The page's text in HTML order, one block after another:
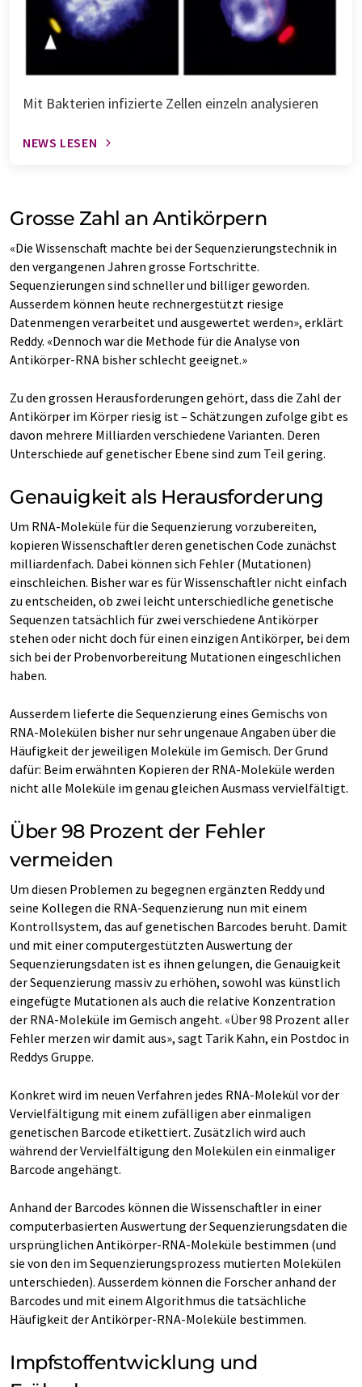
Mit Bakterien infizierte Zellen einzeln analysieren
NEWS LESEN
Grosse Zahl an Antikörpern
«Die Wissenschaft machte bei der Sequenzierungstechnik in
den vergangenen Jahren grosse Fortschritte.
Sequenzierungen sind schneller und billiger geworden.
Ausserdem können heute rechnergestützt riesige
Datenmengen verarbeitet und ausgewertet werden», erklärt
Reddy. «Dennoch war die Methode für die Analyse von
Antikörper-RNA bisher schlecht geeignet.»
Zu den grossen Herausforderungen gehört, dass die Zahl der
Antikörper im Körper riesig ist – Schätzungen zufolge gibt es
davon mehrere Milliarden verschiedene Varianten. Deren
Unterschiede auf genetischer Ebene sind zum Teil gering.
Genauigkeit als Herausforderung
Um RNA-Moleküle für die Sequenzierung vorzubereiten,
kopieren Wissenschaftler deren genetischen Code zunächst
milliardenfach. Dabei können sich Fehler (Mutationen)
einschleichen. Bisher war es für Wissenschaftler nicht einfach
zu entscheiden, ob zwei leicht unterschiedliche genetische
Sequenzen tatsächlich für zwei verschiedene Antikörper
stehen oder nicht doch für einen einzigen Antikörper, bei dem
sich bei der Probenvorbereitung Mutationen eingeschlichen
haben.
Ausserdem lieferte die Sequenzierung eines Gemischs von
RNA-Molekülen bisher nur sehr ungenaue Angaben über die
Häufigkeit der jeweiligen Moleküle im Gemisch. Der Grund
dafür: Beim erwähnten Kopieren der RNA-Moleküle werden
nicht alle Moleküle im genau gleichen Ausmass vervielfältigt.
Über 98 Prozent der Fehler
vermeiden
Um diesen Problemen zu begegnen ergänzten Reddy und
seine Kollegen die RNA-Sequenzierung nun mit einem
Kontrollsystem, das auf genetischen Barcodes beruht. Damit
und mit einer computergestützten Auswertung der
Sequenzierungsdaten ist es ihnen gelungen, die Genauigkeit
der Sequenzierung massiv zu erhöhen, sowohl was künstlich
eingefügte Mutationen als auch die relative Konzentration
der RNA-Moleküle im Gemisch angeht. «Über 98 Prozent aller
Fehler merzen wir damit aus», sagt Tarik Kahn, ein Postdoc in
Reddys Gruppe.
Konkret wird im neuen Verfahren jedes RNA-Molekül vor der
Vervielfältigung mit einem zufälligen aber einmaligen
genetischen Barcode etikettiert. Zusätzlich wird auch
während der Vervielfältigung den Molekülen ein einmaliger
Barcode angehängt.
Anhand der Barcodes können die Wissenschaftler in einer
computerbasierten Auswertung der Sequenzierungsdaten die
ursprünglichen Antikörper-RNA-Moleküle bestimmen (und
sie von den im Sequenzierungsprozess mutierten Molekülen
unterschieden). Ausserdem können die Forscher anhand der
Barcodes und mit einem Algorithmus die tatsächliche
Häufigkeit der Antikörper-RNA-Moleküle bestimmen.
Impfstoffentwicklung und